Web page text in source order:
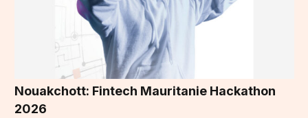
Nouakchott: Fintech Mauritanie Hackathon
2026